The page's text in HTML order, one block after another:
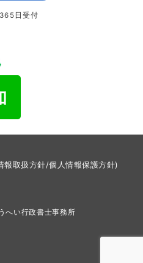
日受付
報取扱方針/個人情報保護方針)
へい行政書士事務所